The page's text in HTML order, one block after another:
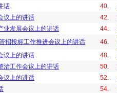
话 40.
议上的讲话 42.
业发展会议上的讲话 44.
招投标工作推进会议上的讲话 46.
议上的讲话 48.
治工作会议上的讲话 50.
议上的讲话 52.
54.